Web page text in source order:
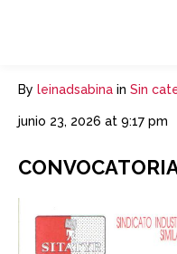
By leinadsabina in Sin
junio 23, 2026 at 9:17 pm